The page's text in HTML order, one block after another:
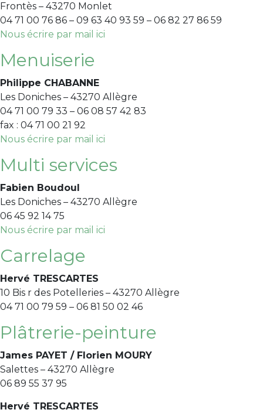
Frontès – 43270 Monlet
04 71 00 76 86 – 09 63 40 93 59 – 06 82 27 86 59
Nous écrire par mail ici
Menuiserie
Philippe CHABANNE
Les Doniches – 43270 Allègre
04 71 00 79 33 – 06 08 57 42 83
fax : 04 71 00 21 92
Nous écrire par mail ici
Multi services
Fabien Boudoul
Les Doniches – 43270 Allègre
06 45 92 14 75
Nous écrire par mail ici
Carrelage
Hervé TRESCARTES
10 Bis r des Potelleries – 43270 Allègre
04 71 00 79 59 – 06 81 50 02 46
Plâtrerie-peinture
James PAYET / Florien MOURY
Salettes – 43270 Allègre
06 89 55 37 95
Hervé TRESCARTES